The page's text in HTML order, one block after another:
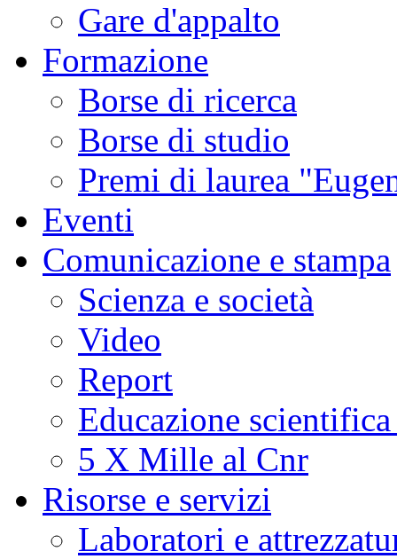
Gare d'appalto
Formazione
Borse di ricerca
Borse di studio
Premi di laurea
Eventi
Comunicazione e stampa
Scienza e società
Video
Report
Educazione
5 X Mille al Cnr
Risorse e servizi
Laboratori e